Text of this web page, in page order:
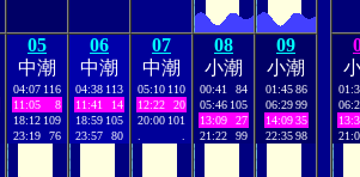
05
中潮
04:07 116
11:05
8
18:12 109
23:19
76
06
中潮
04:38 113
11:41
14
18:59 105
23:57
80
07
中潮
05:10 110
12:22
20
20:00 101
08
小潮
00:41
84
05:46 105
13:09
27
21:22
99
09
小潮
01:45 86
06:29 99
14:09 35
22:35 98